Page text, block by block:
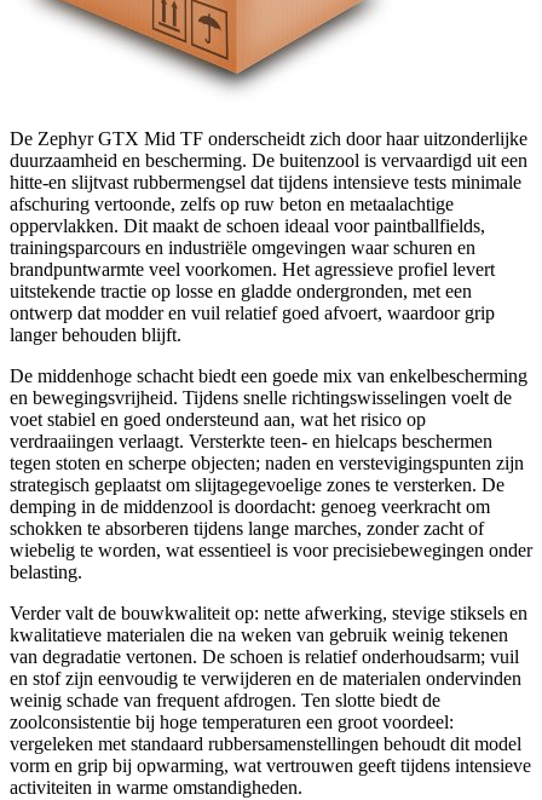
De Zephyr GTX Mid TF onderscheidt zich door haar uitzonderlijke
duurzaamheid en bescherming. De buitenzool is vervaardigd uit een
hitte‑en slijtvast rubbermengsel dat tijdens intensieve tests minimale
afschuring vertoonde, zelfs op ruw beton en metaalachtige
oppervlakken. Dit maakt de schoen ideaal voor paintballfields,
trainingsparcours en industriële omgevingen waar schuren en
brandpuntwarmte veel voorkomen. Het agressieve profiel levert
uitstekende tractie op losse en gladde ondergronden, met een
ontwerp dat modder en vuil relatief goed afvoert, waardoor grip
langer behouden blijft.
De middenhoge schacht biedt een goede mix van enkelbescherming
en bewegingsvrijheid. Tijdens snelle richtingswisselingen voelt de
voet stabiel en goed ondersteund aan, wat het risico op
verdraaiingen verlaagt. Versterkte teen- en hielcaps beschermen
tegen stoten en scherpe objecten; naden en verstevigingspunten zijn
strategisch geplaatst om slijtagegevoelige zones te versterken. De
demping in de middenzool is doordacht: genoeg veerkracht om
schokken te absorberen tijdens lange marches, zonder zacht of
wiebelig te worden, wat essentieel is voor precisiebewegingen onder
belasting.
Verder valt de bouwkwaliteit op: nette afwerking, stevige stiksels en
kwalitatieve materialen die na weken van gebruik weinig tekenen
van degradatie vertonen. De schoen is relatief onderhoudsarm; vuil
en stof zijn eenvoudig te verwijderen en de materialen ondervinden
weinig schade van frequent afdrogen. Ten slotte biedt de
zoolconsistentie bij hoge temperaturen een groot voordeel:
vergeleken met standaard rubbersamenstellingen behoudt dit model
vorm en grip bij opwarming, wat vertrouwen geeft tijdens intensieve
activiteiten in warme omstandigheden.